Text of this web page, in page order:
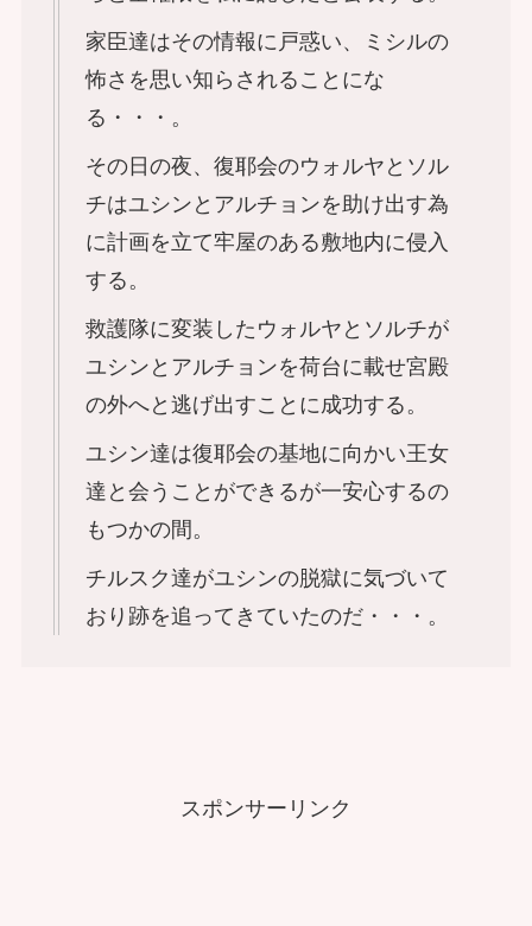
家臣達はその情報に戸惑い、ミシルの
怖さを思い知らされることにな
る・・・。
その日の夜、復耶会のウォルヤとソル
チはユシンとアルチョンを助け出す為
に計画を立て牢屋のある敷地内に侵入
する。
救護隊に変装したウォルヤとソルチが
ユシンとアルチョンを荷台に載せ宮殿
の外へと逃げ出すことに成功する。
ユシン達は復耶会の基地に向かい王女
達と会うことができるが一安心するの
もつかの間。
チルスク達がユシンの脱獄に気づいて
おり跡を追ってきていたのだ・・・。
スポンサーリンク